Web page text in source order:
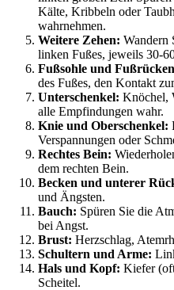
Kälte, Kribbeln oder
wahrnehmen.
Weitere Zehen: Wandern
linken Fußes, jeweils 30-
Fußsohle und
des Fußes, den Kontakt
Unterschenkel: Knöchel,
alle Empfindungen wahr.
Knie und Oberschenkel:
Verspannungen oder
Rechtes Bein:
dem rechten Bein.
Becken und unterer
und Ängsten.
Bauch: Spüren Sie die
bei Angst.
Brust: Herzschlag,
Schultern und Arme:
Hals und Kopf: Kiefer
Scheitel.